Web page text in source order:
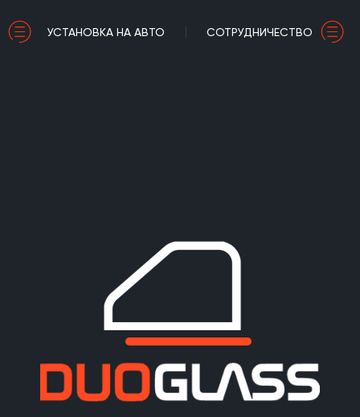
УСТАНОВКА НА АВТО СОТРУДНИЧЕСТВО